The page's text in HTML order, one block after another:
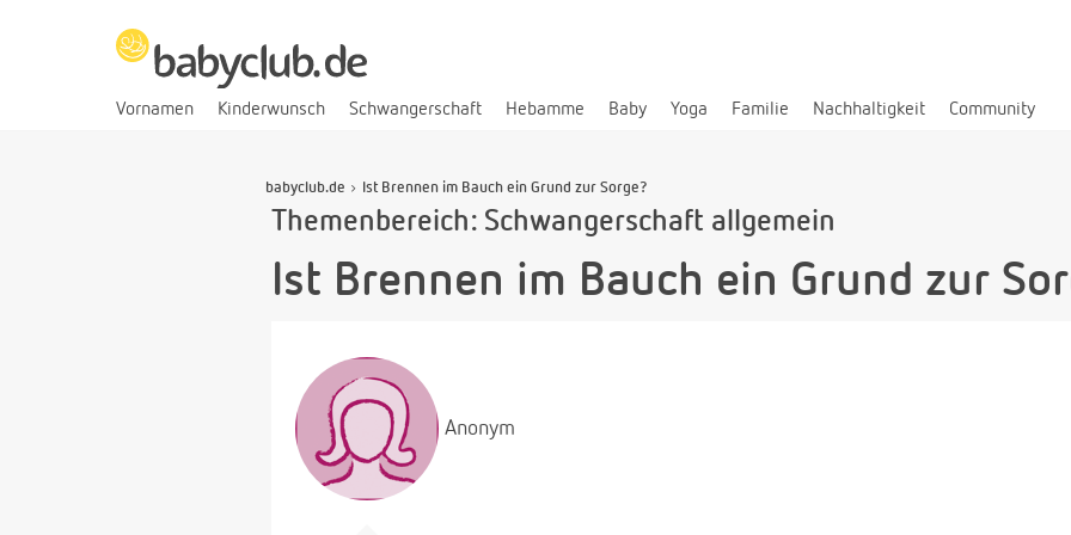
Vornamen Kinderwunsch Schwangerschaft Hebamme Baby Yoga Familie Nachhaltigkeit Community
babyclub.de Ist Brennen im Bauch ein Grund zur Sorge?
Themenbereich: Schwangerschaft allgemein
Ist Brennen im Bauch ein Grund zur
Anonym